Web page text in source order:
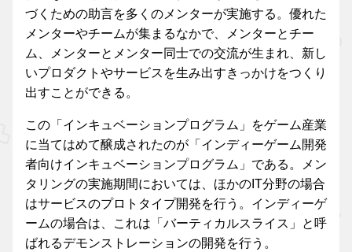
づくための助言を多くのメンターが実施する。優れた
メンターやチームが集まるなかで、メンターとチー
ム、メンターとメンター同士での交流が生まれ、新し
いプロダクトやサービスを生み出すきっかけをつくり
出すことができる。
この「インキュベーションプログラム」をゲーム産業
に当てはめて醸成されたのが「インディーゲーム開発
者向けインキュベーションプログラム」である。メン
タリングの実施期間においては、ほかのIT分野の場合
はサービスのプロトタイプ開発を行う。インディーゲ
ームの場合は、これは「バーティカルスライス」と呼
ばれるデモンストレーションの開発を行う。